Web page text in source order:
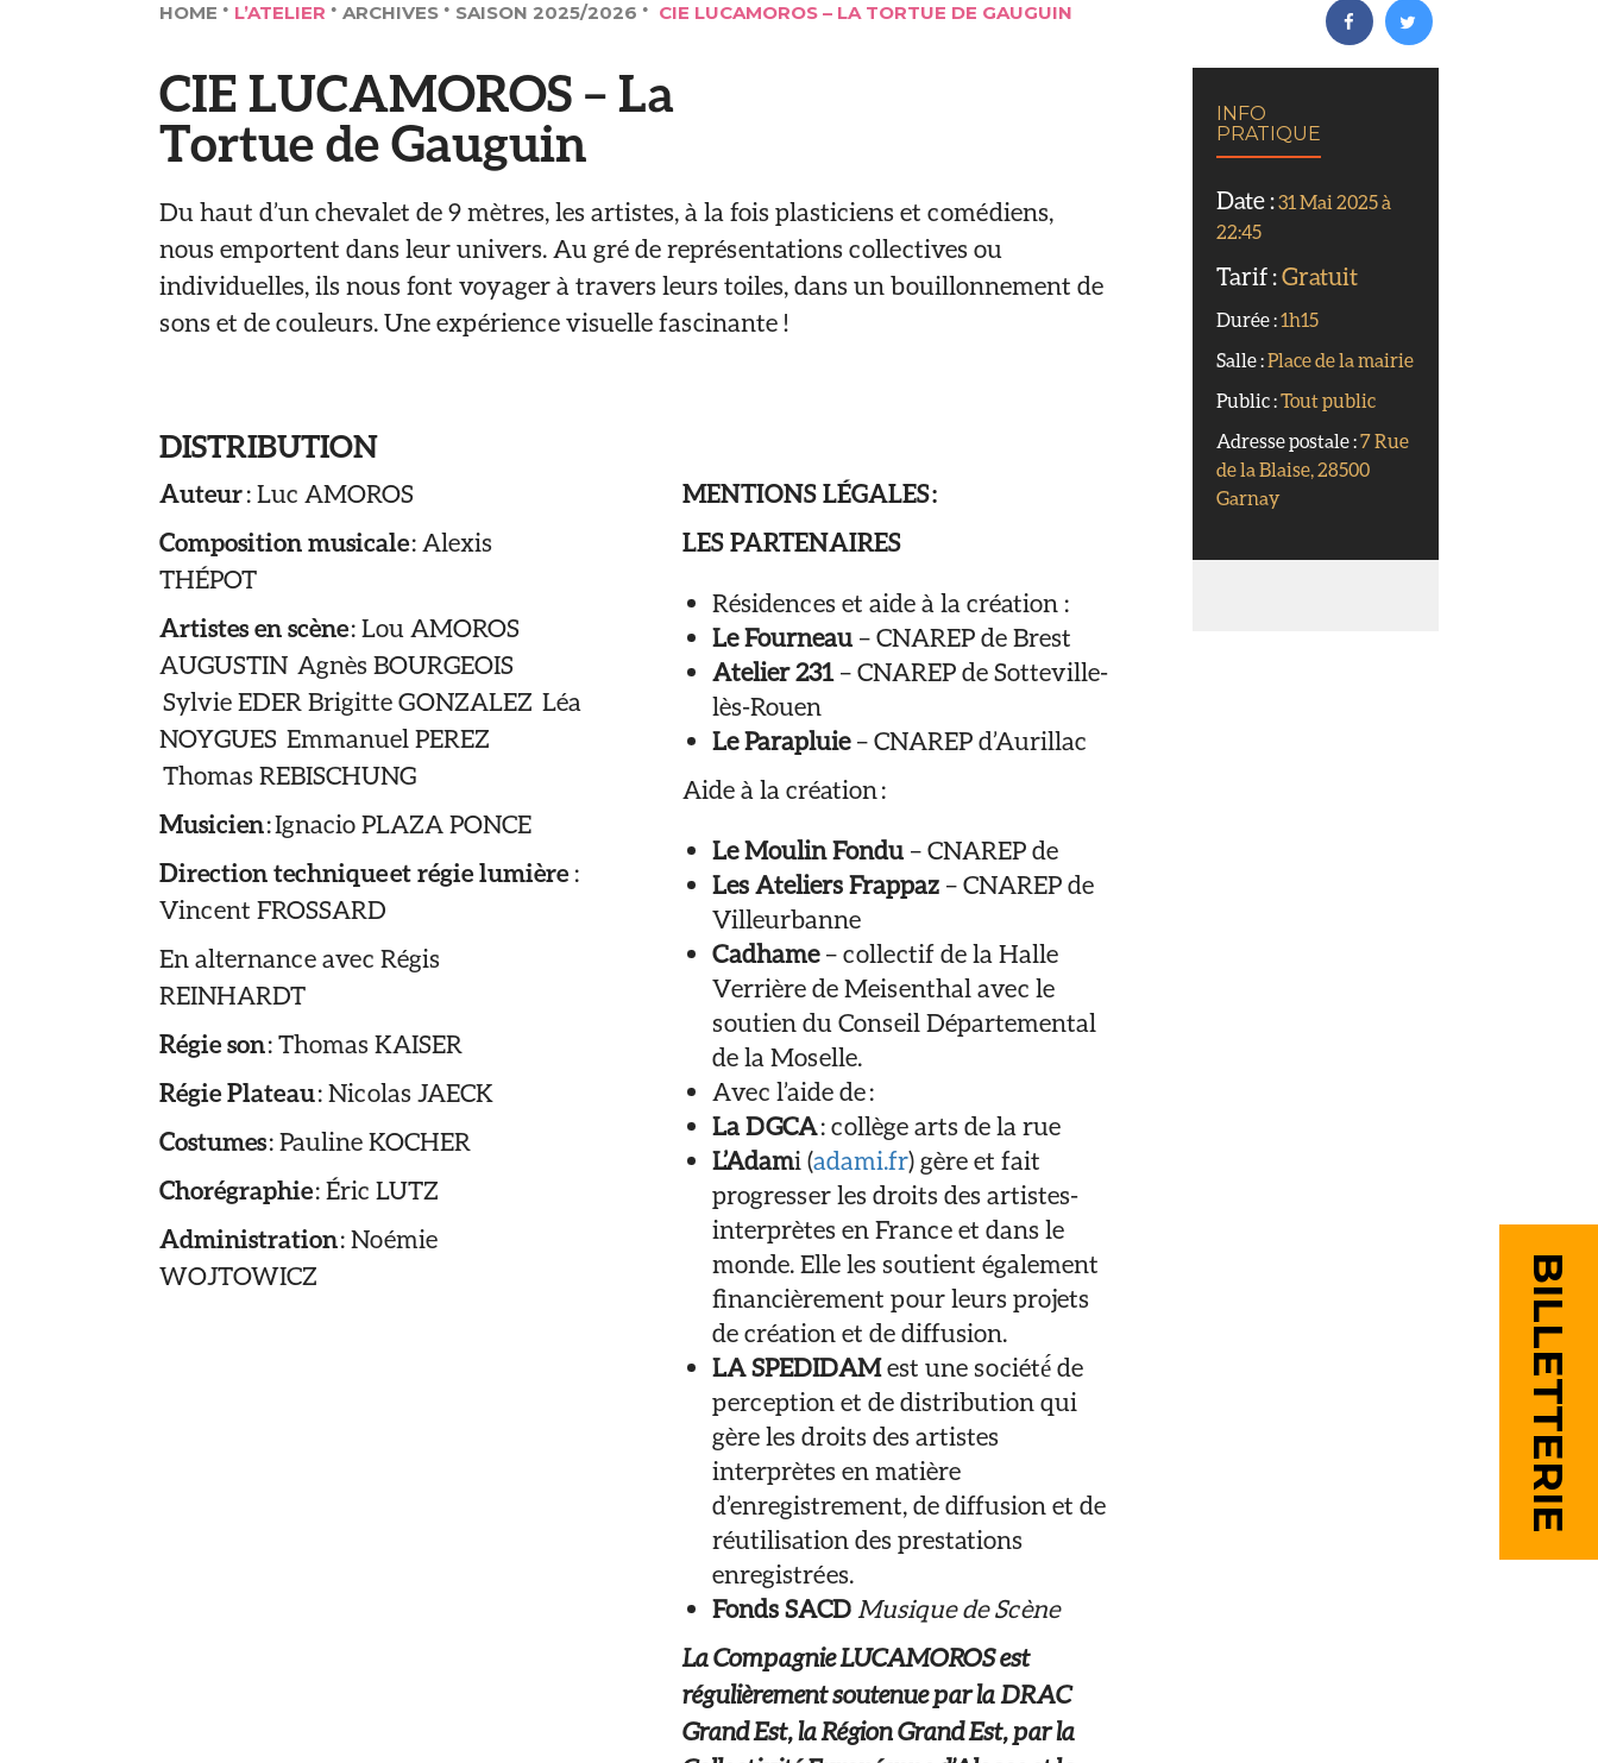
BILLETTERIE
HOME L’ATELIER ARCHIVES SAISON 2025/2026 CIE LUCAMOROS – LA TORTUE DE GAUGUIN
CIE LUCAMOROS – La
Tortue de Gauguin
Du haut d’un chevalet de 9 mètres, les artistes, à la fois plasticiens et comédiens,
nous emportent dans leur univers. Au gré de représentations collectives ou
individuelles, ils nous font voyager à travers leurs toiles, dans un bouillonnement de
sons et de couleurs. Une expérience visuelle fascinante !
DISTRIBUTION
Auteur: Luc AMOROS
Composition musicale: Alexis
THÉPOT
Artistes en scène: Lou AMOROS
AUGUSTIN Agnès BOURGEOIS
Sylvie EDER Brigitte GONZALEZ Léa
NOYGUES Emmanuel PEREZ
Thomas REBISCHUNG
Musicien: Ignacio PLAZA PONCE
Direction technique et régie lumière :
Vincent FROSSARD
En alternance avec Régis
REINHARDT
Régie son: Thomas KAISER
Régie Plateau: Nicolas JAECK
Costumes: Pauline KOCHER
Chorégraphie: Éric LUTZ
Administration: Noémie
WOJTOWICZ
MENTIONS LÉGALES :
LES PARTENAIRES
Résidences et aide à la création :
Le Fourneau– CNAREP de Brest
Atelier 231– CNAREP de Sotteville-
lès-Rouen
Le Parapluie– CNAREP d’Aurillac
Aide à la création :
Le Moulin Fondu– CNAREP de
Les Ateliers Frappaz– CNAREP de
Villeurbanne
Cadhame– collectif de la Halle
Verrière de Meisenthal avec le
soutien du Conseil Départemental
de la Moselle.
Avec l’aide de :
La DGCA: collège arts de la rue
L’Adami (adami.fr) gère et fait
progresser les droits des artistes-
interprètes en France et dans le
monde. Elle les soutient également
financièrement pour leurs projets
de création et de diffusion.
LASPEDIDAMest une société́ de
perception et de distribution qui
gère les droits des artistes
interprètes en matière
d’enregistrement, de diffusion et de
réutilisation des prestations
enregistrées.
Fonds SACD Musique de Scène
La Compagnie LUCAMOROS est
régulièrement soutenue par la DRAC
Grand Est, la Région Grand Est, par la
INFO
PRATIQUE
Date :31 Mai 2025 à
22:45
Tarif :Gratuit
Durée :1h15
Salle :Place de la mairie
Public :Tout public
Adresse postale :7 Rue
de la Blaise, 28500
Garnay